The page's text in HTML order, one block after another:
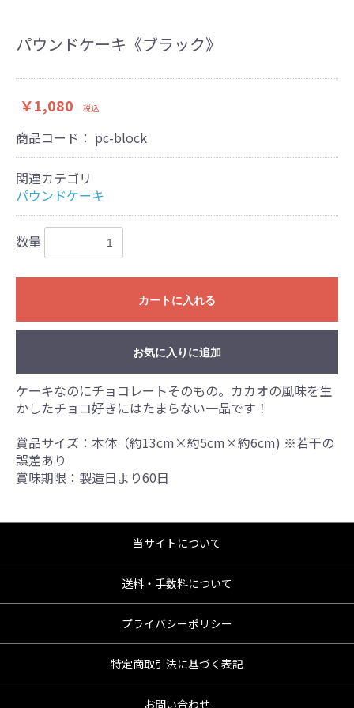
パウンドケーキ《ブラック》
￥1,080 税込
商品コード： pc-block
関連カテゴリ
パウンドケーキ
数量
カートに入れる
お買い物を続ける カートへ進む
お気に入りに追加
ケーキなのにチョコレートそのもの。カカオの風味を生
かしたチョコ好きにはたまらない一品です！
賞品サイズ：本体（約13cm×約5cm×約6cm) ※若干の
誤差あり
賞味期限：製造日より60日
当サイトについて
送料・手数料について
プライバシーポリシー
特定商取引法に基づく表記
お問い合わせ